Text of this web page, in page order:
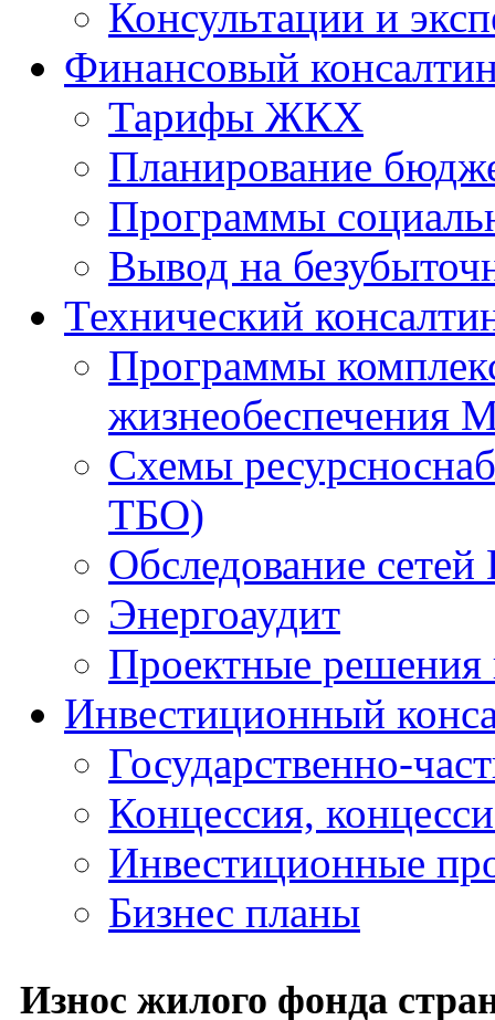
Консультации и
Финансовый
Тарифы ЖКХ
Планирование
Программы
Вывод на
Технический
Программы
жизнеобеспечения
Схемы
ТБО)
Обследование
Энергоаудит
Проектные решения
Инвестиционный
Государственно-
Концессия,
Инвестиционные
Бизнес планы
Износ жилого фонда